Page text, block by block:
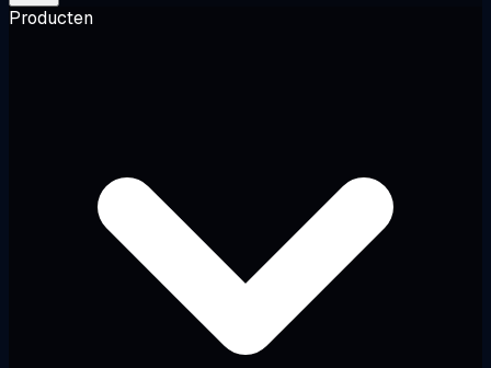
Producten